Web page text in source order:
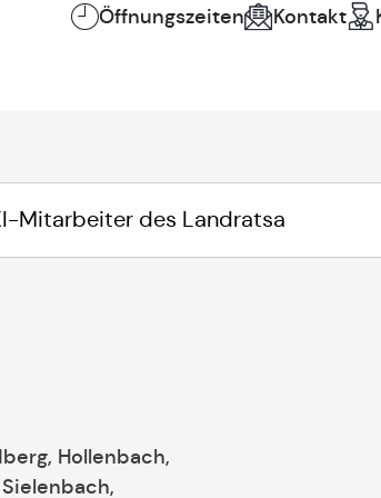
Öffnungszeiten Kontakt
Hollenbach,